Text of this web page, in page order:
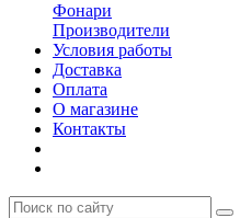
Фонари
Производители
Условия работы
Доставка
Оплата
О магазине
Контакты